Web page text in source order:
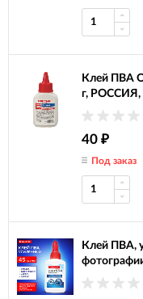
Клей ПВА
г, РОССИЯ,
40 ₽
Под заказ
Клей ПВА,